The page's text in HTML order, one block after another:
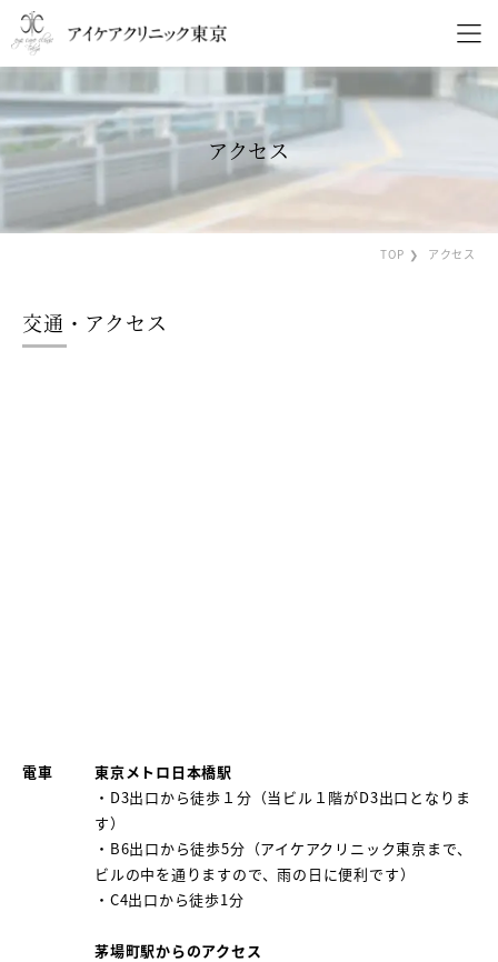
アクセス
TOP アクセス
交通・アクセス
電車
東京メトロ日本橋駅
・ D3出口から徒歩１分（当ビル１階がD3出口となりま
す）
・ B6出口から徒歩5分（アイケアクリニック東京まで、
ビルの中を通りますので、雨の日に便利です）
・ C4出口から徒歩1分
茅場町駅からのアクセス